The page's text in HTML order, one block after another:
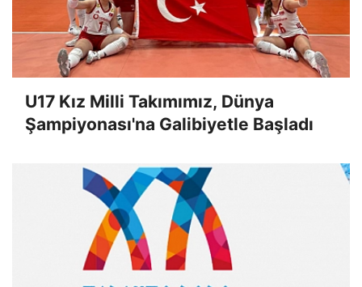
U17 Kız Milli Takımımız, Dünya
Şampiyonası'na Galibiyetle Başladı